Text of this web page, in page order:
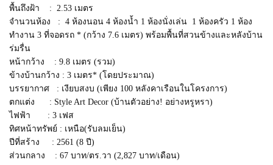
พื้นถึงฝ้า : 2.53 เมตร
จำนวนห้อง : 4 ห้องนอน 4 ห้องน้ำ 1 ห้องนั่งเล่น 1 ห้องครัว 1 ห้อง
ทำงาน 3 ที่จอดรถ * (กว้าง 7.6 เมตร) พร้อมพื้นที่สวนข้างและหลังบ้าน
ร่มรื่น
หน้ากว้าง : 9.8 เมตร (รวม)
ข้างบ้านกว้าง : 3 เมตร* (โดยประมาณ)
บรรยากาศ : เงียบสงบ (เพียง 100 หลังคาเรือนในโครงการ)
ตกแต่ง : Style Art Decor (บ้านตัวอย่าง! อย่างหรูหรา)
ไฟฟ้า : 3 เฟส
ทิศหน้าทรัพย์ : เหนือ(รับลมเย็น)
ปีที่สร้าง : 2561 (8 ปี)
ส่วนกลาง : 67 บาท/ตร.วา (2,827 บาท/เดือน)